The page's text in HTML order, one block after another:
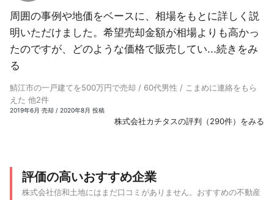
周囲の事例や地価をベースに、相場をもとに詳しく説
明いただけました。希望売却金額が相場よりも高かっ
たのですが、どのような価格で販売してい...続きをみ
る
鯖江市の一戸建てを500万円で売却 / 60代男性 / こまめに連絡をもら
えた 他2件
2019年6月 売却 / 2020年8月 投稿
株式会社カチタスの評判（290件）をみる
評価の高いおすすめ企業
株式会社信和土地にはまだ口コミがありません。おすすめの不動産